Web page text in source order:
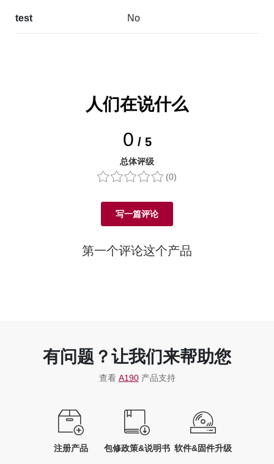
test No
人们在说什么
0 / 5
总体评级
(0)
写一篇评论
第一个评论这个产品
有问题？让我们来帮助您
查看 A190产品支持
注册产品 包修政策&说明书 软件&固件升级